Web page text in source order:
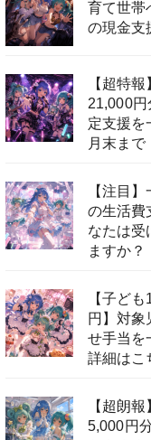
育て世帯
の現金支
【超特報
21,000
定支援を
月末まで
【注目
の生活費
なたは受
ますか？
【子ど
円】対象
せ手当を
詳細はこ
【超朗
5,000円